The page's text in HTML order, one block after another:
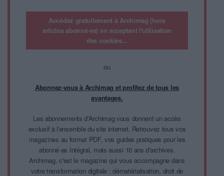
Accédez gratuitement à Archimag (hors
articles abonné·es) en acceptant l'utilisation
des cookies...
ou
Abonnez-vous à Archimag et profitez de tous les
avantages.
Les abonnements d'Archimag vous donnent un accès
exclusif à l'ensemble du site internet. Retrouvez tous vos
magazines au format PDF, vos guides pratiques pour les
abonné·es Intégral, mais aussi 10 ans d'archives.
Archimag, c'est le magazine qui vous accompagne dans
votre transformation digitale : dématérialisation, droit de